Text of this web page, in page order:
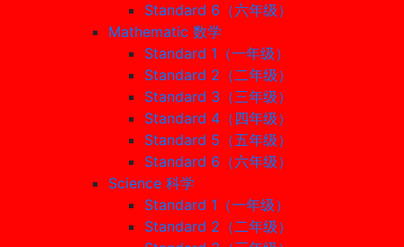
Standard 6（六年级）
Mathematic 数学
Standard 1（一年级）
Standard 2（二年级）
Standard 3（三年级）
Standard 4（四年级）
Standard 5（五年级）
Standard 6（六年级）
Science 科学
Standard 1（一年级）
Standard 2（二年级）